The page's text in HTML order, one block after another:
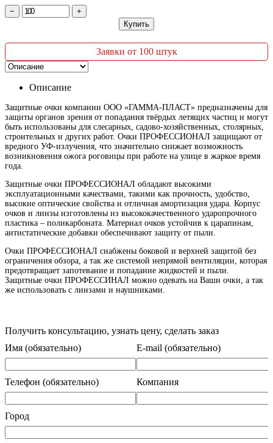
−
+
Купить
Заявки от 100 штук
Описание
Защитные очки компании ООО «ГАММА-ПЛАСТ» предназначены для
защиты органов зрения от попадания твёрдых летящих частиц и могут
быть использованы для слесарных, садово-хозяйственных, столярных,
строительных и других работ. Очки ПРОФЕССИОНАЛ защищают от
вредного УФ-излучения, что значительно снижает возможность
возникновения ожога роговицы при работе на улице в жаркое время
года.
Защитные очки ПРОФЕССИОНАЛ обладают высокими
эксплуатационными качествами, такими как прочность, удобство,
высокие оптические свойства и отличная амортизация удара. Корпус
очков и линзы изготовлены из высококачественного ударопрочного
пластика – поликарбоната. Материал очков устойчив к царапинам,
антистатические добавки обеспечивают защиту от пыли.
Очки ПРОФЕССИОНАЛ снабжены боковой и верхней защитой без
ограничения обзора, а так же системой непрямой вентиляции, которая
предотвращает запотевание и попадание жидкостей и пыли.
Защитные очки ПРОФЕССИНАЛ можно одевать на Ваши очки, а так
же использовать с линзами и наушниками.
Получить консультацию, узнать цену, сделать заказ
Имя (обязательно)
E-mail (обязательно)
Телефон (обязательно) Компания
Город